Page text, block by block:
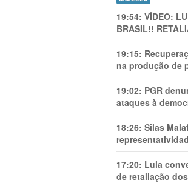
19:54: VÍDEO:
BRASIL!!
19:15:
na produção de
19:02: PGR
ataques à
18:26: Silas
17:20: Lula
de retaliação